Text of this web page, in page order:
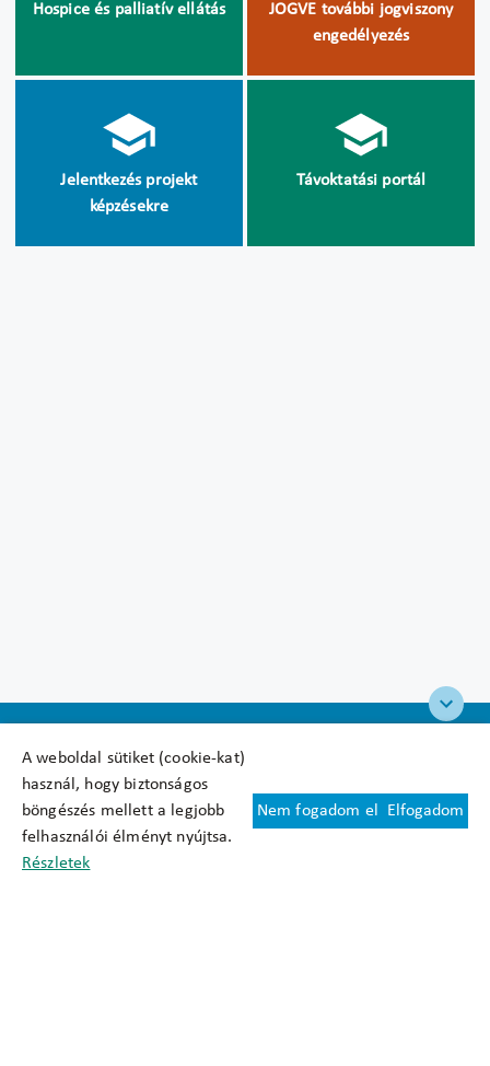
A weboldal sütiket (cookie-kat)
használ, hogy biztonságos
böngészés mellett a legjobb
felhasználói élményt nyújtsa.
Részletek
Nem fogadom el Elfogadom
Hospice és palliatív ellátás
JOGVE további jogviszony
engedélyezés
Jelentkezés projekt
képzésekre
Távoktatási portál
Felhasználási feltételek